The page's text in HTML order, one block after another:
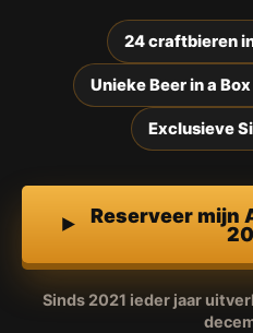
24 craftbieren
Unieke Beer in a
Exclusieve
Reserveer mijn
Sinds 2021 ieder jaar